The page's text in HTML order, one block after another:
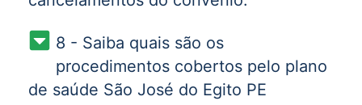
8 - Saiba quais são os
procedimentos cobertos pelo plano
de saúde São José do Egito PE